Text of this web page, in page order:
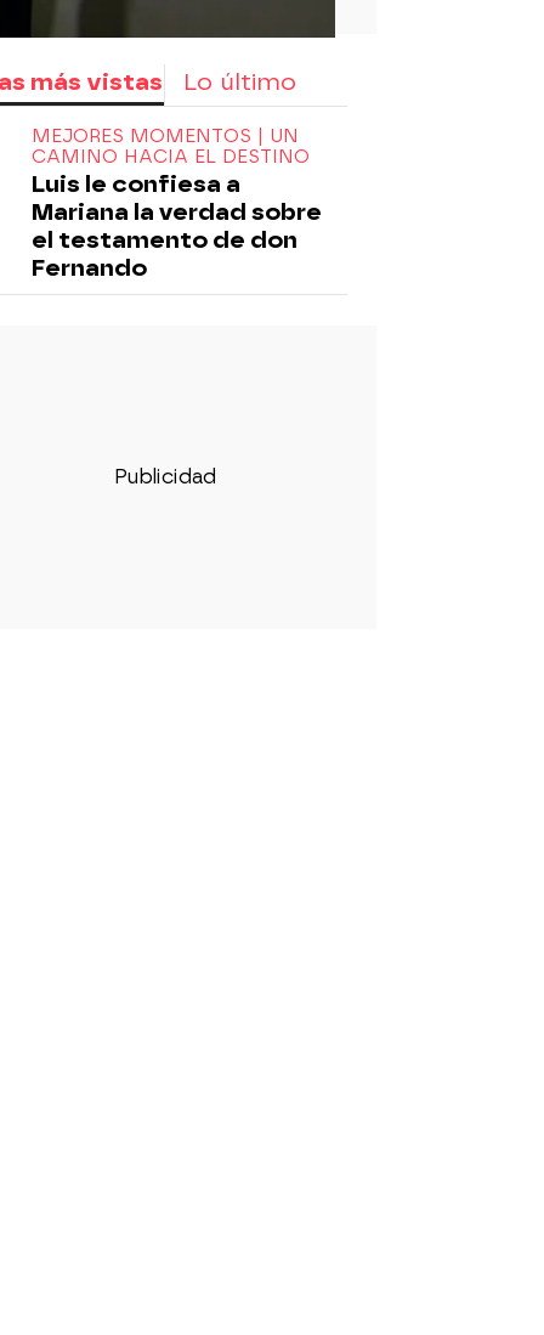
más vistas Lo último
MEJORES MOMENTOS | UN
CAMINO HACIA EL DESTINO
Luis le confiesa a
Mariana la verdad sobre
el testamento de don
Fernando